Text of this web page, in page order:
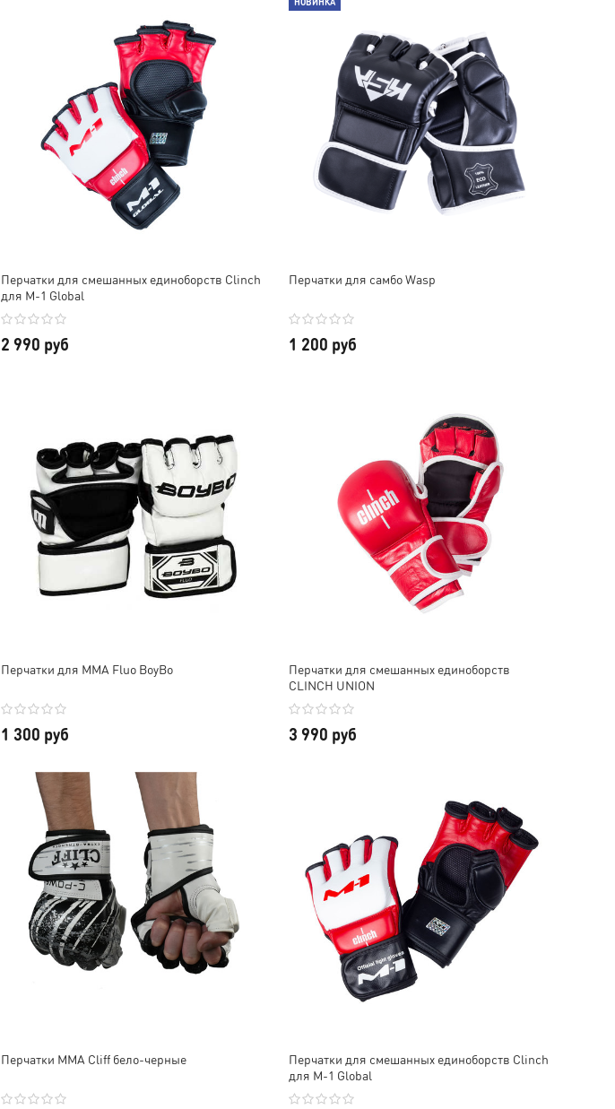
Перчатки для смешанных единоборств Clinch
для M-1 Global
2 990 руб
Перчатки для самбо Wasp
1 200 руб
Перчатки для MMA Fluo BoyBo
1 300 руб
Перчатки для смешанных единоборств
CLINCH UNION
3 990 руб
Перчатки ММА Cliff бело-черные
Перчатки для смешанных единоборств Clinch
для M-1 Global
будем сотрудничать еще 😊
Отдельное спасибо за
скидку и наклейки, очень
приятно!
их числе.